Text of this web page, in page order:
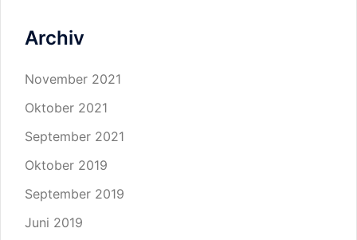
Archiv
November 2021
Oktober 2021
September 2021
Oktober 2019
September 2019
Juni 2019